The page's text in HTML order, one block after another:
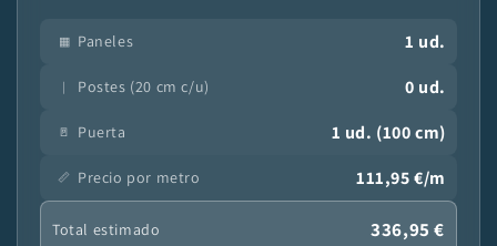
▦ Paneles 1 ud.
| Postes (20 cm c/u) 0 ud.
🚪 Puerta 1 ud. (100 cm)
📏 Precio por metro 111,95 €/m
Total estimado 336,95 €